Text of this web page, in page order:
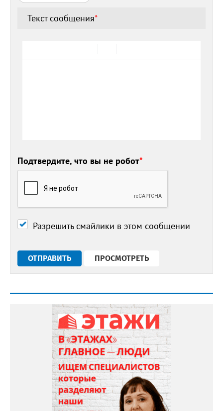
Текст сообщения*
Подтвердите, что вы не робот*
Разрешить смайлики в этом сообщении